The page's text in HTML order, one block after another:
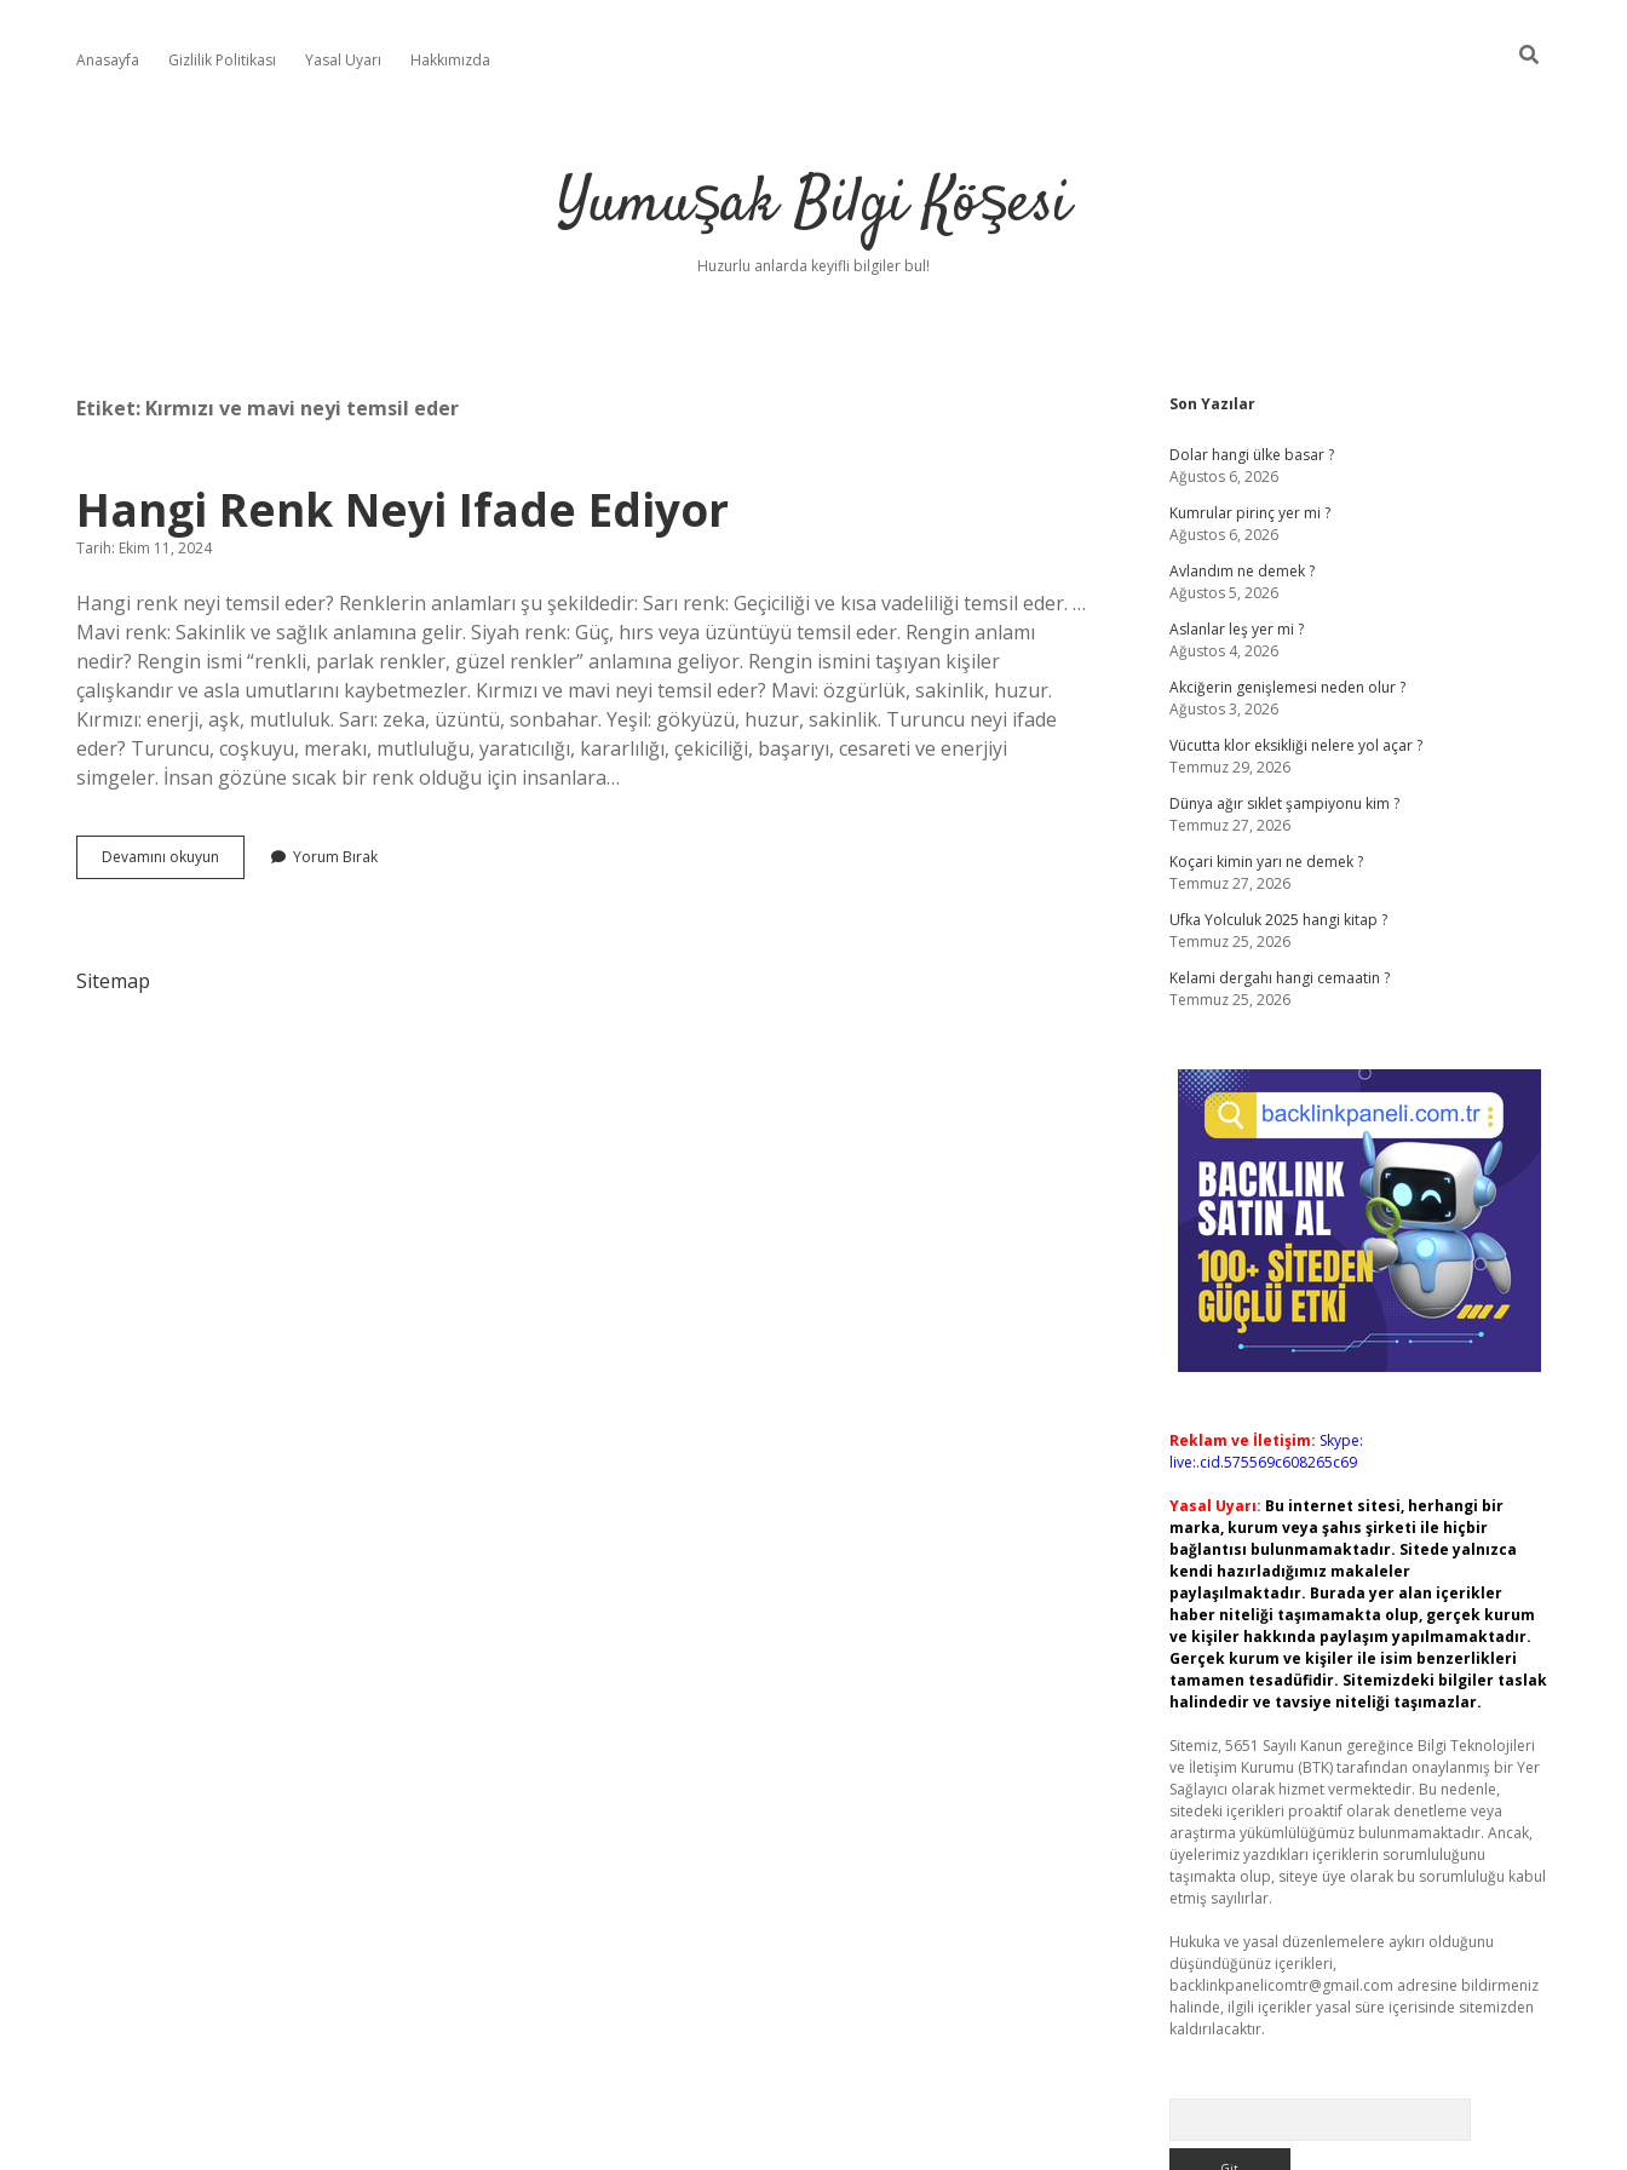
Anasayfa Gizlilik Politikası Yasal Uyarı Hakkımızda
Yumuşak Bilgi Köşesi
Huzurlu anlarda keyifli bilgiler bul!
Etiket: Kırmızı ve mavi neyi temsil eder
Hangi Renk Neyi Ifade Ediyor
Tarih: Ekim 11, 2024
Hangi renk neyi temsil eder? Renklerin anlamları şu şekildedir: Sarı renk: Geçiciliği ve kısa vadeliliği temsil eder. …
Mavi renk: Sakinlik ve sağlık anlamına gelir. Siyah renk: Güç, hırs veya üzüntüyü temsil eder. Rengin anlamı
nedir? Rengin ismi “renkli, parlak renkler, güzel renkler” anlamına geliyor. Rengin ismini taşıyan kişiler
çalışkandır ve asla umutlarını kaybetmezler. Kırmızı ve mavi neyi temsil eder? Mavi: özgürlük, sakinlik, huzur.
Kırmızı: enerji, aşk, mutluluk. Sarı: zeka, üzüntü, sonbahar. Yeşil: gökyüzü, huzur, sakinlik. Turuncu neyi ifade
eder? Turuncu, coşkuyu, merakı, mutluluğu, yaratıcılığı, kararlılığı, çekiciliği, başarıyı, cesareti ve enerjiyi
simgeler. İnsan gözüne sıcak bir renk olduğu için insanlara…
Devamını okuyun
Renk
Yorum Bırak
Sitemap
Sidebar
Son Yazılar
Dolar hangi ülke basar ?
Ağustos 6, 2026
Kumrular pirinç yer mi ?
Ağustos 6, 2026
Avlandım ne demek ?
Ağustos 5, 2026
Aslanlar leş yer mi ?
Ağustos 4, 2026
Akciğerin genişlemesi neden olur ?
Ağustos 3, 2026
Vücutta klor eksikliği nelere yol açar ?
Temmuz 29, 2026
Dünya ağır sıklet şampiyonu kim ?
Temmuz 27, 2026
Koçari kimin yarı ne demek ?
Temmuz 27, 2026
Ufka Yolculuk 2025 hangi kitap ?
Temmuz 25, 2026
Kelami dergahı hangi cemaatin ?
Temmuz 25, 2026
Reklam ve İletişim: Skype:
live:.cid.575569c608265c69
Yasal Uyarı: Bu internet sitesi, herhangi bir
marka, kurum veya şahıs şirketi ile hiçbir
bağlantısı bulunmamaktadır. Sitede yalnızca
kendi hazırladığımız makaleler
paylaşılmaktadır. Burada yer alan içerikler
haber niteliği taşımamakta olup, gerçek kurum
ve kişiler hakkında paylaşım yapılmamaktadır.
Gerçek kurum ve kişiler ile isim benzerlikleri
tamamen tesadüfidir. Sitemizdeki bilgiler taslak
halindedir ve tavsiye niteliği taşımazlar.
Sitemiz, 5651 Sayılı Kanun gereğince Bilgi Teknolojileri
ve İletişim Kurumu (BTK) tarafından onaylanmış bir Yer
Sağlayıcı olarak hizmet vermektedir. Bu nedenle,
sitedeki içerikleri proaktif olarak denetleme veya
araştırma yükümlülüğümüz bulunmamaktadır. Ancak,
üyelerimiz yazdıkları içeriklerin sorumluluğunu
taşımakta olup, siteye üye olarak bu sorumluluğu kabul
etmiş sayılırlar.
Hukuka ve yasal düzenlemelere aykırı olduğunu
düşündüğünüz içerikleri,
backlinkpanelicomtr@gmail.com adresine bildirmeniz
halinde, ilgili içerikler yasal süre içerisinde sitemizden
kaldırılacaktır.